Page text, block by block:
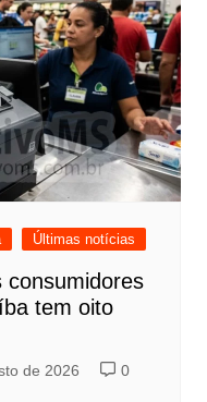
Últimas notícias
consumidores
tem oito
de 2026 0